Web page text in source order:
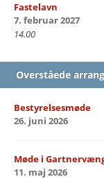
Fastelavn
7. februar 2027
14.00
Overståede
Bestyrelsesmøde
26. juni 2026
Møde i
11. maj 2026